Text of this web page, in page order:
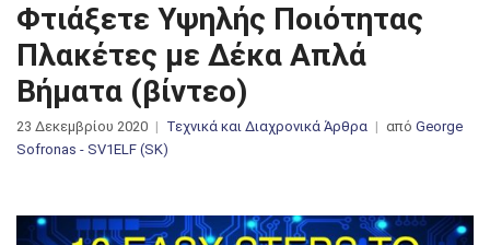
Φτιάξετε Υψηλής Ποιότητας
Πλακέτες με Δέκα Απλά
Βήματα (βίντεο)
23 Δεκεμβρίου 2020 Τεχνικά και Διαχρονικά Άρθρα από George
Sofronas - SV1ELF (SK)